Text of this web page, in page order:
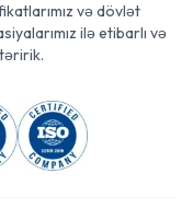
və dövlət
ilə etibarlı və